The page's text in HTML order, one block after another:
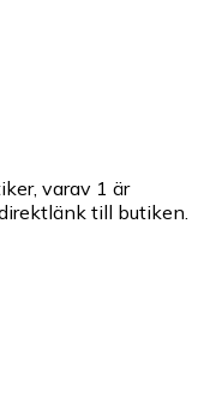
varav 1 är
till butiken.